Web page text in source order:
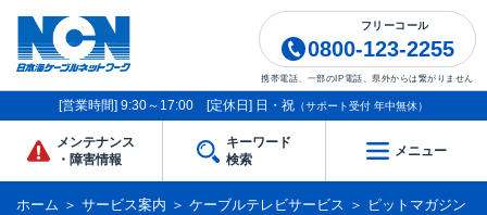
フリーコール
0800-123-2255
携帯電話、一部のIP電話、県外からは繋がりません
[営業時間] 9:30～17:00 [定休日] 日・祝 （サポート受付 年中無休）
メンテナンス
・障害情報
キーワード
検索
メニュー
ホーム ＞ サービス案内 ＞ ケーブルテレビサービス ＞ ピットマガジン